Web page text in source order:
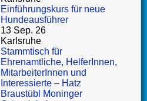
Einführungskurs für neue
Hundeausführer
13 Sep. 26
Karlsruhe
Stammtisch für
Ehrenamtliche, HelferInnen,
MitarbeiterInnen und
Interessierte – Hatz
Braustübl Moninger